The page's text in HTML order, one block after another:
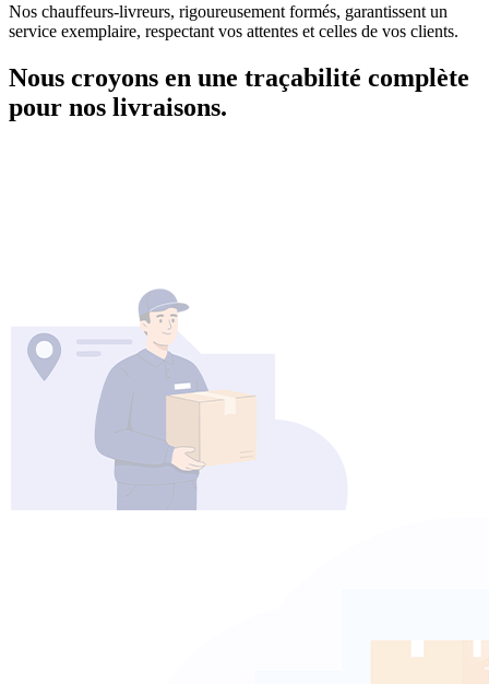
Nos chauffeurs-livreurs, rigoureusement formés, garantissent un
service exemplaire, respectant vos attentes et celles de vos clients.
Nous croyons en une traçabilité complète
pour nos livraisons.